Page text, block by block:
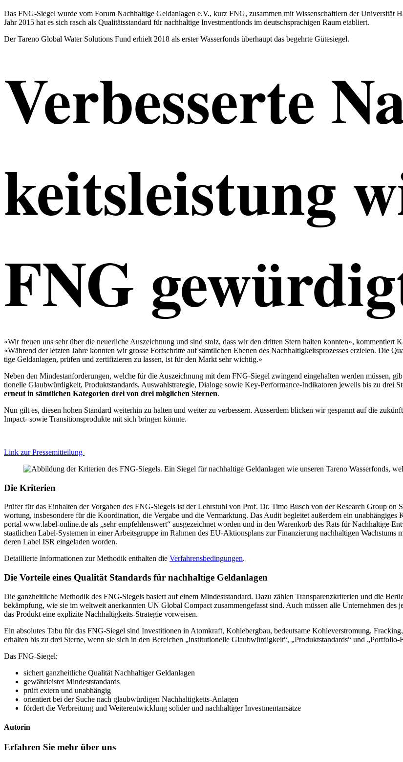
Das FNG-Siegel wurde vom Forum Nachhal­tige Geldan­lagen e.V., kurz FNG, zusammen mit Wissen­schaft­lern der
Jahr 2015 hat es sich rasch als Quali­täts­stan­dard für nachhal­tige Invest­ment­fonds im deutsch­spra­chigen Raum etabliert.
Der Tareno Global Water Solutions Fund erhielt 2018 als erster Wasser­fonds überhaupt das begehrte Gütesiegel.
Verbes­serte
keits­lei­stung
FNG
«Wir freuen uns sehr über die neuer­liche Auszeich­nung und sind stolz, dass wir den dritten Stern halten konnten»,
«Während der letzten Jahre konnten wir grosse Fortschritte auf sämtli­chen Ebenen des Nachhal­tig­keits­pro­zesses erzielen. Die
tige Geldan­lagen, prüfen und zerti­fi­zieren zu lassen, ist für den Markt sehr wichtig.»
Neben den Mindest­an­for­de­rungen, welche für die Auszeich­nung mit dem FNG-Siegel zwingend einge­halten werden müssen,
tio­nelle Glaub­wür­dig­keit, Produkt­stan­dards, Auswahl­stra­tegie, Dialoge sowie Key-Perfor­mance-Indika­toren jeweils bis zu drei
erneut in sämtli­chen Katego­rien drei von drei mögli­chen Sternen.
Nun gilt es, diesen hohen Standard weiterhin zu halten und weiter zu verbes­sern. Ausserdem blicken wir gespannt auf die
Impact- sowie Transi­ti­ons­pro­dukte mit sich bringen könnte.
Link zur Presse­mit­tei­lung
Die Krite­rien
Prüfer für das Einhalten der Vorgaben des FNG-Siegels ist der Lehrstuhl von Prof. Dr. Timo Busch von der Research Group
wor­tung, insbe­son­dere für die Koordi­na­tion, die Vergabe und die Vermark­tung. Das Audit begleitet außerdem ein
portal www.label-online.de als „sehr empfeh­lens­wert“ ausge­zeichnet worden und in den Waren­korb des Rats für Nachhal­tige
staat­li­chen Label-Systemen in einer Arbeits­gruppe im Rahmen des EU-Aktions­plans zur Finan­zie­rung nachhal­tigen
deren Label ISR einge­laden worden.
Detail­lierte Infor­ma­tionen zur Methodik enthalten die Verfah­rens­be­din­gungen.
Die Vorteile eines Qualität Standards für nachhal­tige Geldan­lagen
Die ganzheit­liche Methodik des FNG-Siegels basiert auf einem Mindest­stan­dard. Dazu zählen Trans­pa­renz­kri­te­rien und die
be­kämp­fung, wie sie im weltweit anerkannten UN Global Compact zusam­men­ge­fasst sind. Auch müssen alle Unter­nehmen
das Produkt eine expli­zite Nachhal­tig­keits-Strategie vorweisen.
Ein absolutes Tabu für das FNG-Siegel sind Investi­tionen in Atomkraft, Kohle­bergbau, bedeut­same Kohle­ver­stro­mung,
erhalten bis zu drei Sterne, wenn sie sich in den Berei­chen „insti­tu­tio­nelle Glaub­wür­dig­keit“, „Produkt­stan­dards“ und
Das FNG-Siegel:
sichert ganzheit­liche Qualität Nachhal­tiger Geldan­lagen
gewähr­lei­stet Mindest­stan­dards
prüft extern und unabhängig
orien­tiert bei der Suche nach glaub­wür­digen Nachhal­tig­keits-Anlagen
fördert die Verbrei­tung und Weiter­ent­wick­lung solider und nachhal­tiger Invest­ment­an­sätze
Autorin
Erfahren Sie mehr über uns